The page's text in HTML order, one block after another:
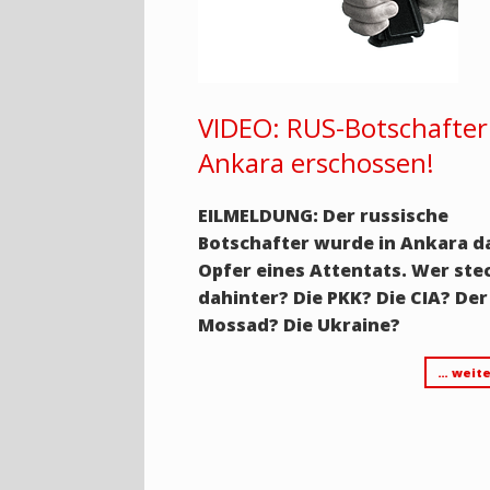
VIDEO: RUS-
Ankara erschossen!
EILMELDUNG: Der russische
Botschafter wurde in Ankara
Opfer eines Attentats. Wer
dahinter? Die PKK? Die CIA? Der
Mossad? Die Ukraine?
…